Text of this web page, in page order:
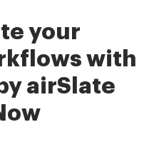
your
with
airSlate